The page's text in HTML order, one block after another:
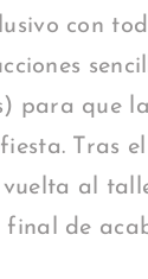
con
para que
Tras
al
final de